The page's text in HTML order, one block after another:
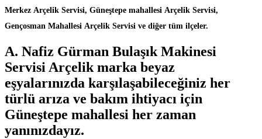
Merkez Arçelik Servisi, Güneştepe mahallesi Arçelik Servisi,
Gençosman Mahallesi Arçelik Servisi ve diğer tüm ilçeler.
A. Nafiz Gürman Bulaşık Makinesi
Servisi Arçelik marka beyaz
eşyalarınızda karşılaşabileceğiniz her
türlü arıza ve bakım ihtiyacı için
Güneştepe mahallesi her zaman
yanınızdayız.